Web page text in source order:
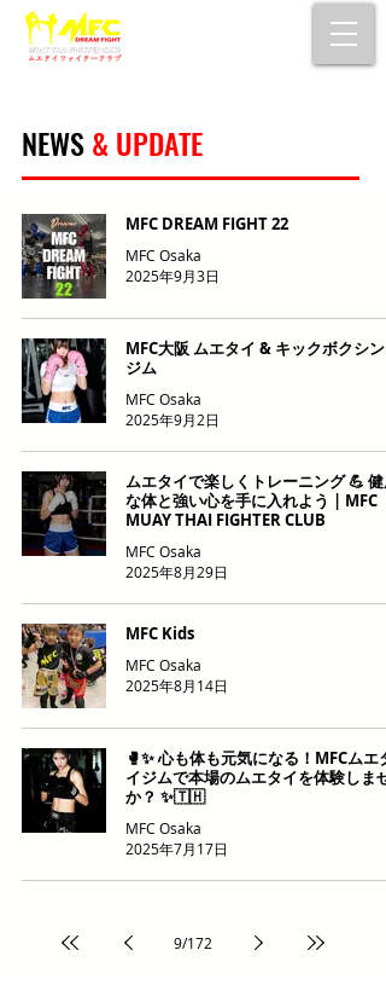
NEWS& UPDATE
MFC DREAM FIGHT 22
MFC Osaka
2025年9月3日
MFC大阪 ムエタイ & キックボクシン
ジム
MFC Osaka
2025年9月2日
ムエタイで楽しくトレーニング 💪 健
な体と強い心を手に入れよう | MFC
MUAY THAI FIGHTER CLUB
MFC Osaka
2025年8月29日
MFC Kids
MFC Osaka
2025年8月14日
🥊✨ 心も体も元気になる！MFCムエタ
イジムで本場のムエタイを体験しませ
か？ ✨🇹🇭
MFC Osaka
2025年7月17日
9/172